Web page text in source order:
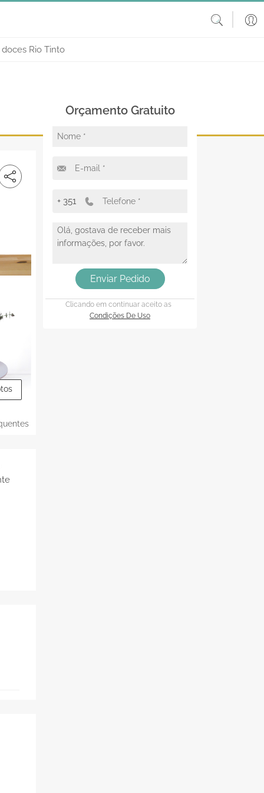
Rio Tinto
Orçamento Gratuito
+ 351
Enviar Pedido
Clicando em continuar aceito as
Condições De Uso